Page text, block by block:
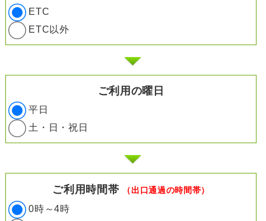
ETC
ETC以外
ご利用の曜日
平日
土・日・祝日
ご利用時間帯 （出口通過の時間帯）
0時～4時